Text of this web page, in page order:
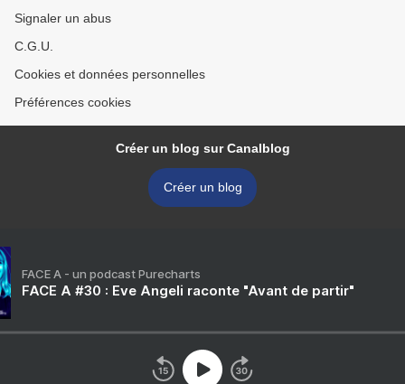
Signaler un abus
C.G.U.
Cookies et données personnelles
Préférences cookies
Créer un blog sur Canalblog
Créer un blog
FACE A - un podcast Purecharts
FACE A #30 : Eve Angeli raconte "Avant de partir"